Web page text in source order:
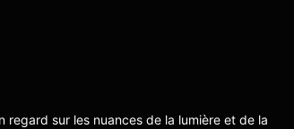
regard sur les nuances de la lumière et de la